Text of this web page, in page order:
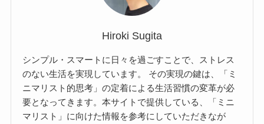
Hiroki Sugita
シンプル・スマートに日々を過ごすことで、ストレス
のない生活を実現しています。 その実現の鍵は、「ミ
ニマリスト的思考」の定着による生活習慣の変革が必
要となってきます。本サイトで提供している、「ミニ
マリスト」に向けた情報を参考にしていただきなが